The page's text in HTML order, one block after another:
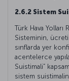
2.6.2 Sistem
Türk Hava
Sisteminin,
sınflarda yer
acentelerce
Suistimali”
sistem